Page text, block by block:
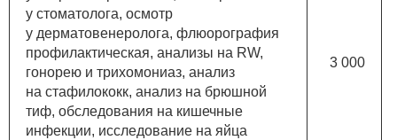
у стоматолога, осмотр
у дерматовенеролога, флюорография
профилактическая, анализы на RW,
гонорею и трихомониаз, анализ
на стафилококк, анализ на брюшной
тиф, обследования на кишечные
инфекции, исследование на яйца
3 000